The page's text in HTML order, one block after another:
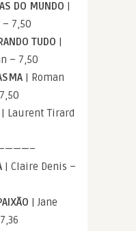
DO MUNDO |
– 7,50
TUDO |
– 7,50
| Roman
| Laurent Tirard
| Claire Denis –
| Jane